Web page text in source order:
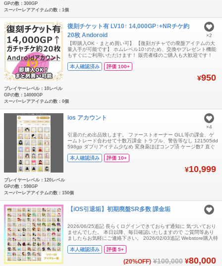
GPの数：300GP
スーパーレアアイテムの数：1個
復刻チケット有 LV10↑ 14,000GP↑+NRチケ約
20枚 Andoroid
【即購入OK・まとめ買い可】 【復刻ガチャでの廃盤アイテムの大
量入手が可能です】 ホムレベル10↑のため、交換やプレゼント機能
もすぐにご利用いただけます！ 販売者様のご購入も大歓迎です！
て、ご希望のアカウント数をお伝えください】 【内容】 ・Android
本人確認済み 評価 100+
¥950
×2
プレイヤーレベル：10レベル
GPの数：14000GP
スーパーレアアイテムの数：0個
ios アカウント
引退のため出品致します。 ファーストオーナー GLL等の課金、ゲ
ームトレード合わせて十数万課金 トラブル、警告等なし 121505dd
598gp ダブりアイテム少なめ 変身薬ほぼコンプ済 ケージ数7 直ぐ
バザール、ナッツ等アイテム有 (冬の本の島、いな子ショップ、
本人確認済み 評価 10+
¥10,999
×4
プレイヤーレベル：120レベル
GPの数：598GP
スーパーレアアイテムの数：150個
【iOS引退垢】初期廃盤SR多数 課金垢
2026/06/25追記 長らくログインできておらず通知に 気づいており
ませんでした。 本日以降、毎日確認いたしますので ご質問等あり
ましたらお気軽にご連絡下さい。 2026/02/03追記 Webstore購入特
━━━━━━━━━━━━━━━ リリース当初からプレイしており
本人確認済み 評価 5+
(20%OFF) ¥100,000 ¥80,000